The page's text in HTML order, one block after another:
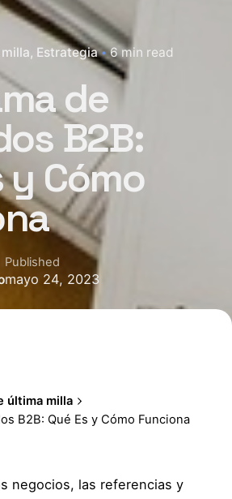
Estrategia 6 min read
de
B2B:
y Cómo
Published
mayo 24, 2023
última milla
B2B: Qué Es y Cómo Funciona
negocios, las referencias y